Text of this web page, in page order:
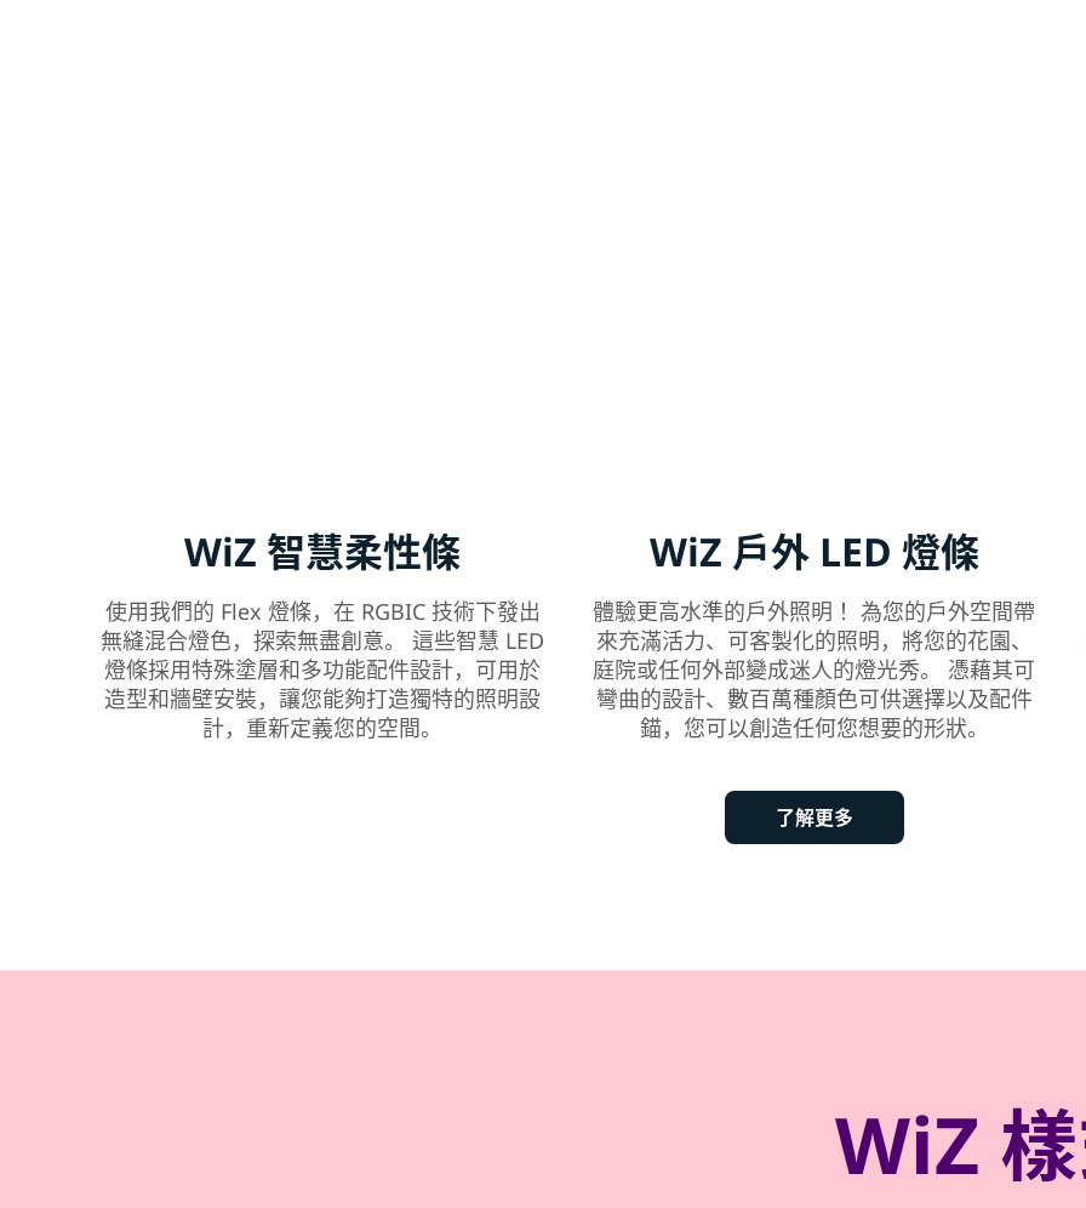
WiZ 智慧柔性條
使用我們的 Flex 燈條，在 RGBIC 技術下發出
無縫混合燈色，探索無盡創意。 這些智慧 LED
燈條採用特殊塗層和多功能配件設計，可用於
造型和牆壁安裝，讓您能夠打造獨特的照明設
計，重新定義您的空間。
WiZ 戶外 LED 燈條
體驗更高水準的戶外照明！ 為您的戶外空間帶
來充滿活力、可客製化的照明，將您的花園、
庭院或任何外部變成迷人的燈光秀。 憑藉其可
彎曲的設計、數百萬種顏色可供選擇以及配件
錨，您可以創造任何您想要的形狀。
了解更多
WiZ